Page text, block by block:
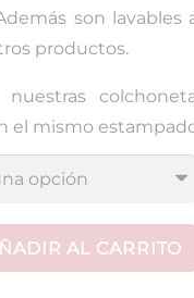
son lavables
productos.
nuestras
el mismo
AL CARRITO